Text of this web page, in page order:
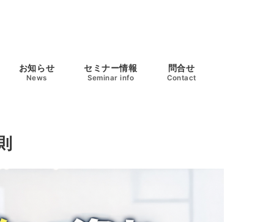
お知らせ
News
セミナー情報
Seminar info
問合せ
Contact